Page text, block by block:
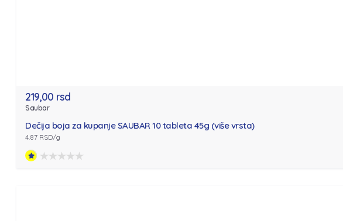
219,00 rsd
Saubar
Dečija boja za kupanje SAUBAR 10 tableta 45g (više vrsta)
4.87 RSD/g